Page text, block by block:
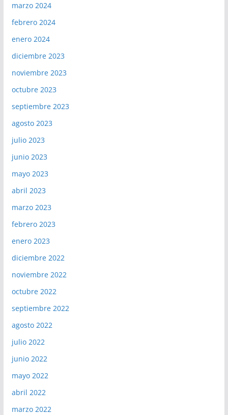
marzo 2024
febrero 2024
enero 2024
diciembre 2023
noviembre 2023
octubre 2023
septiembre 2023
agosto 2023
julio 2023
junio 2023
mayo 2023
abril 2023
marzo 2023
febrero 2023
enero 2023
diciembre 2022
noviembre 2022
octubre 2022
septiembre 2022
agosto 2022
julio 2022
junio 2022
mayo 2022
abril 2022
marzo 2022